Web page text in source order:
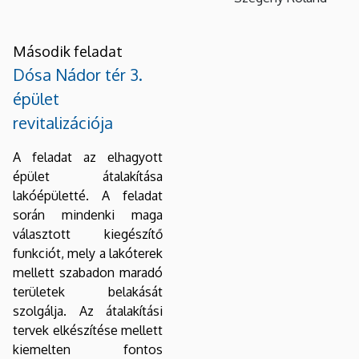
Második feladat
Dósa Nádor tér 3.
épület
revitalizációja
A feladat az elhagyott
épület átalakítása
lakóépületté. A feladat
során mindenki maga
választott kiegészítő
funkciót, mely a lakóterek
mellett szabadon maradó
területek belakását
szolgálja. Az átalakítási
tervek elkészítése mellett
kiemelten fontos